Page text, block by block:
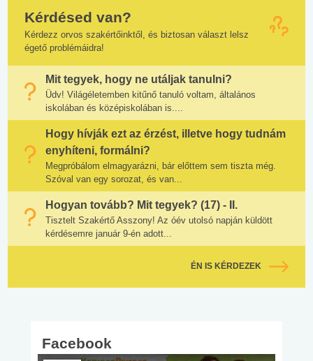
Kérdésed van?
Kérdezz orvos szakértőinktől, és biztosan választ lelsz
égető problémáidra!
Mit tegyek, hogy ne utáljak tanulni?
Üdv! Világéletemben kitűnő tanuló voltam, általános
iskolában és középiskolában is....
Hogy hívják ezt az érzést, illetve hogy tudnám
enyhíteni, formálni?
Megpróbálom elmagyarázni, bár előttem sem tiszta még.
Szóval van egy sorozat, és van...
Hogyan tovább? Mit tegyek? (17) - II.
Tisztelt Szakértő Asszony! Az óév utolsó napján küldött
kérdésemre január 9-én adott...
ÉN IS KÉRDEZEK
Facebook